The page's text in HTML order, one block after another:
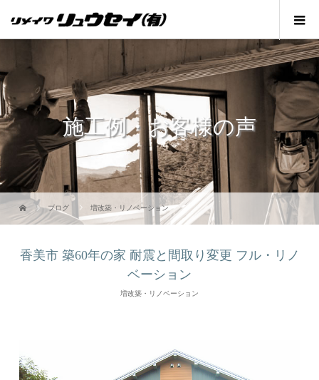
施工例・お客様の声
ブログ 増改築・リノベーション
香美市 築60年の家 耐震と間取り変更 フル・リノ
ベーション
増改築・リノベーション